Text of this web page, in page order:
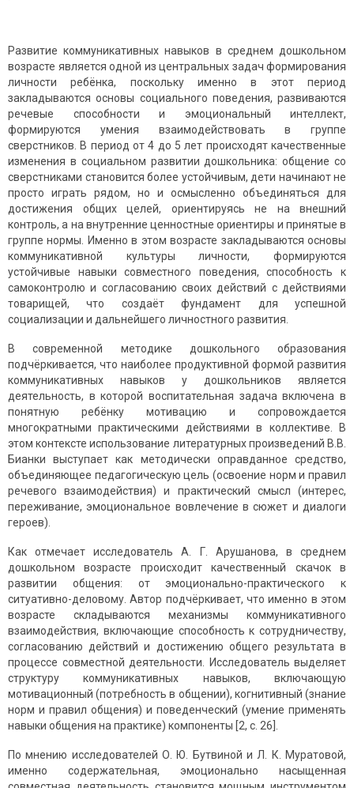
Развитие коммуникативных навыков в среднем дошкольном
возрасте является одной из центральных задач формирования
личности ребёнка, поскольку именно в этот период
закладываются основы социального поведения, развиваются
речевые способности и эмоциональный интеллект,
формируются умения взаимодействовать в группе
сверстников. В период от 4 до 5 лет происходят качественные
изменения в социальном развитии дошкольника: общение со
сверстниками становится более устойчивым, дети начинают не
просто играть рядом, но и осмысленно объединяться для
достижения общих целей, ориентируясь не на внешний
контроль, а на внутренние ценностные ориентиры и принятые в
группе нормы. Именно в этом возрасте закладываются основы
коммуникативной культуры личности, формируются
устойчивые навыки совместного поведения, способность к
самоконтролю и согласованию своих действий с действиями
товарищей, что создаёт фундамент для успешной
социализации и дальнейшего личностного развития.
В современной методике дошкольного образования
подчёркивается, что наиболее продуктивной формой развития
коммуникативных навыков у дошкольников является
деятельность, в которой воспитательная задача включена в
понятную ребёнку мотивацию и сопровождается
многократными практическими действиями в коллективе. В
этом контексте использование литературных произведений В.В.
Бианки выступает как методически оправданное средство,
объединяющее педагогическую цель (освоение норм и правил
речевого взаимодействия) и практический смысл (интерес,
переживание, эмоциональное вовлечение в сюжет и диалоги
героев).
Как отмечает исследователь А. Г. Арушанова, в среднем
дошкольном возрасте происходит качественный скачок в
развитии общения: от эмоционально-практического к
ситуативно-деловому. Автор подчёркивает, что именно в этом
возрасте складываются механизмы коммуникативного
взаимодействия, включающие способность к сотрудничеству,
согласованию действий и достижению общего результата в
процессе совместной деятельности. Исследователь выделяет
структуру коммуникативных навыков, включающую
мотивационный (потребность в общении), когнитивный (знание
норм и правил общения) и поведенческий (умение применять
навыки общения на практике) компоненты [2, с. 26].
По мнению исследователей О. Ю. Бутвиной и Л. К. Муратовой,
именно содержательная, эмоционально насыщенная